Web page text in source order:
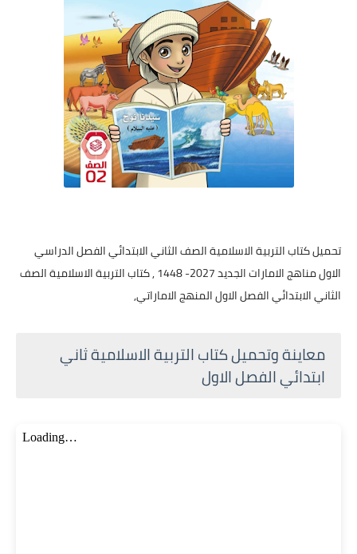
تحميل كتاب التربية الاسلامية الصف الثاني الابتدائي الفصل الدراسي
الاول مناهج الامارات الجديد 2027- 1448 , كتاب التربية الاسلامية الصف
الثاني الابتدائي الفصل الاول المنهج الاماراتي,
معاينة وتحميل كتاب التربية الاسلامية ثاني
ابتدائي الفصل الاول